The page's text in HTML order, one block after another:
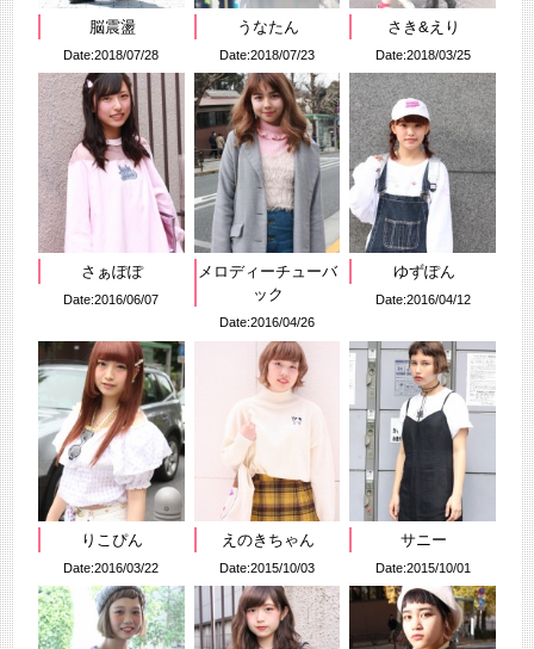
脳震盪
Date:2018/07/28
うなたん
Date:2018/07/23
さき&えり
Date:2018/03/25
さぁぽぽ
Date:2016/06/07
メロディーチューバ
ック
Date:2016/04/26
ゆずぽん
Date:2016/04/12
りこぴん
Date:2016/03/22
えのきちゃん
Date:2015/10/03
サニー
Date:2015/10/01